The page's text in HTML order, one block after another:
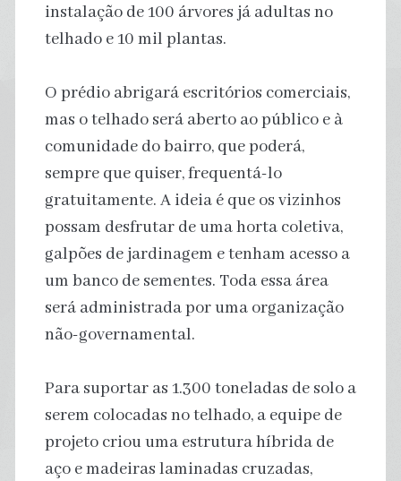
instalação de 100 árvores já adultas no
telhado e 10 mil plantas.
O prédio abrigará escritórios comerciais,
mas o telhado será aberto ao público e à
comunidade do bairro, que poderá,
sempre que quiser, frequentá-lo
gratuitamente. A ideia é que os vizinhos
possam desfrutar de uma horta coletiva,
galpões de jardinagem e tenham acesso a
um banco de sementes. Toda essa área
será administrada por uma organização
não-governamental.
Para suportar as 1.300 toneladas de solo a
serem colocadas no telhado, a equipe de
projeto criou uma estrutura híbrida de
aço e madeiras laminadas cruzadas,